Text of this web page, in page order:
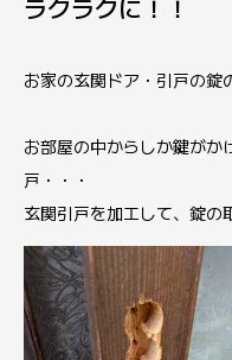
ラクラクに！！
お家の玄関ドア・引戸の錠
お部屋の中からしか鍵がか
戸・・・
玄関引戸を加工して、錠の